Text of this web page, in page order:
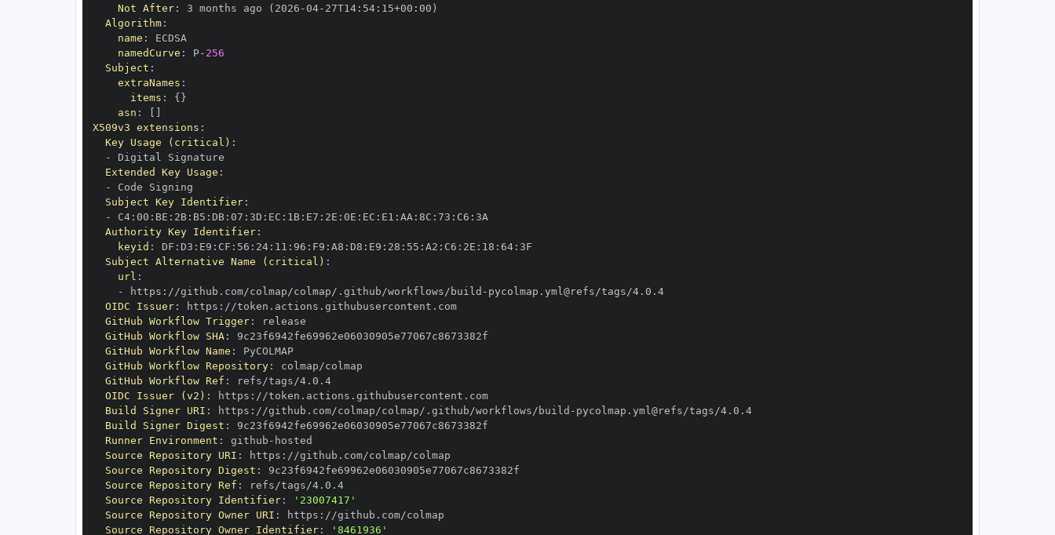
Not After: 3 months ago (2026 -04- 27T14: 54: 15+00 :
Algorithm:
name :
namedCurve : P- 256
Subject :
extraNames :
items : { }
asn :
X509v3 extensions :
Key Usage (critical) :
-
Extended Key Usage :
-
Subject Key Identifier:
-
C4: 00 : BE : 2B: B5 : DB: 07 : 3D : EC : 1B: E7 : 2E : 0E : EC : E1 : AA : 8C : 73 : C6 :
Authority Key Identifier:
keyid : DF : D3 : E9 : CF : 56 : 24: 11 : 96 : F9 : A8 : D8 : E9 : 28 : 55 : A2 : C6 : 2E : 18 : 64:
Subject Alternative Name (critical) :
url :
-
https : //github.com/colmap/colmap/.github/workflows/build -
pycolmap.yml@refs/tags/4.0.4
OIDC Issuer: https :
//token.actions.githubusercontent.com
GitHub Workflow Trigger:
GitHub Workflow SHA:
GitHub Workflow Name :
PyCOLMAP
GitHub Workflow Repository:
GitHub Workflow Ref :
refs/tags/4.0.4
OIDC Issuer (v2) : https :
//token.actions.githubusercontent.com
Build Signer URI : https : //github.com/colmap/colmap/.github/workflows/build -
pycolmap.yml@refs/tags/4.0.4
Build Signer Digest :
Runner Environment : github -
Source Repository URI : https :
Source Repository Digest :
Source Repository Ref :
refs/tags/4.0.4
Source Repository Identifier:
'23007417'
Source Repository Owner URI : https :
Source Repository Owner Identifier: '8461936'